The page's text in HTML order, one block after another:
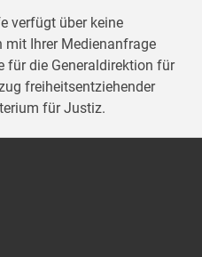
verfügt über keine
mit Ihrer Medienanfrage
für die Generaldirektion für
freiheitsentziehender
für Justiz.